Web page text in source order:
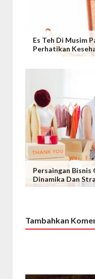
Es Teh Di Musim
Perhatikan
Persaingan Bisnis
Dinamika Dan
Tambahkan